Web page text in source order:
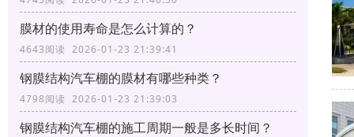
膜材的使用寿命是怎么计算的？
4643阅读 2026-01-23 21:39:41
钢膜结构汽车棚的膜材有哪些种类？
4798阅读 2026-01-23 21:39:03
钢膜结构汽车棚的施工周期一般是多长时间？